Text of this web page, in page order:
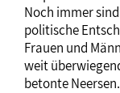
Noch immer
politische
Frauen und
weit
betonte Neersen.